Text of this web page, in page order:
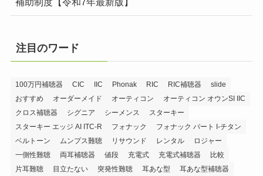
注目のワード
100万円補聴器 CIC IIC Phonak RIC RIC補聴器
slide
おすすめ
オーダーメイド オーティコン
オーティコン オウンSI IIC
クロス補聴器
シグニア シーメンス
スターキー
スターキー エッジ AI ITC-R
フォナック
フォナック バート I-チタン
ベルトーン
ムンプス難聴 リサウンド レンタル
ロジャー
一側性難聴
両耳補聴器 値段 充電式 充電式補聴器
比較
片耳難聴
目立たない 突発性難聴 耳あな型
耳あな型補聴器